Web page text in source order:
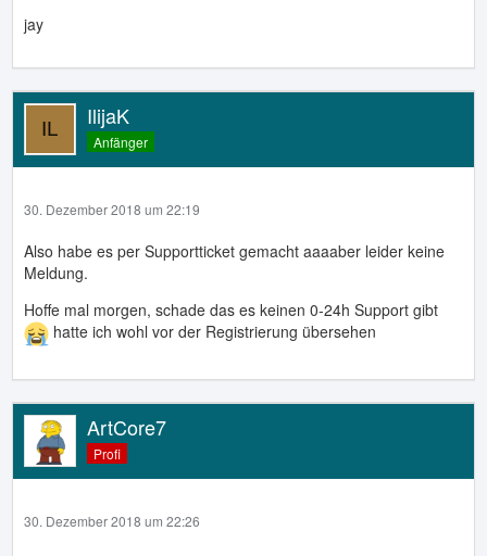
jay
IlijaK
Anfänger
30. Dezember 2018 um 22:19
Also habe es per Supportticket gemacht aaaaber leider keine
Meldung.
Hoffe mal morgen, schade das es keinen 0-24h Support gibt
hatte ich wohl vor der Registrierung übersehen
ArtCore7
Profi
30. Dezember 2018 um 22:26